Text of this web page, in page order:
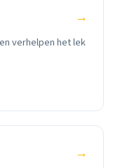
→
verhelpen het lek
→